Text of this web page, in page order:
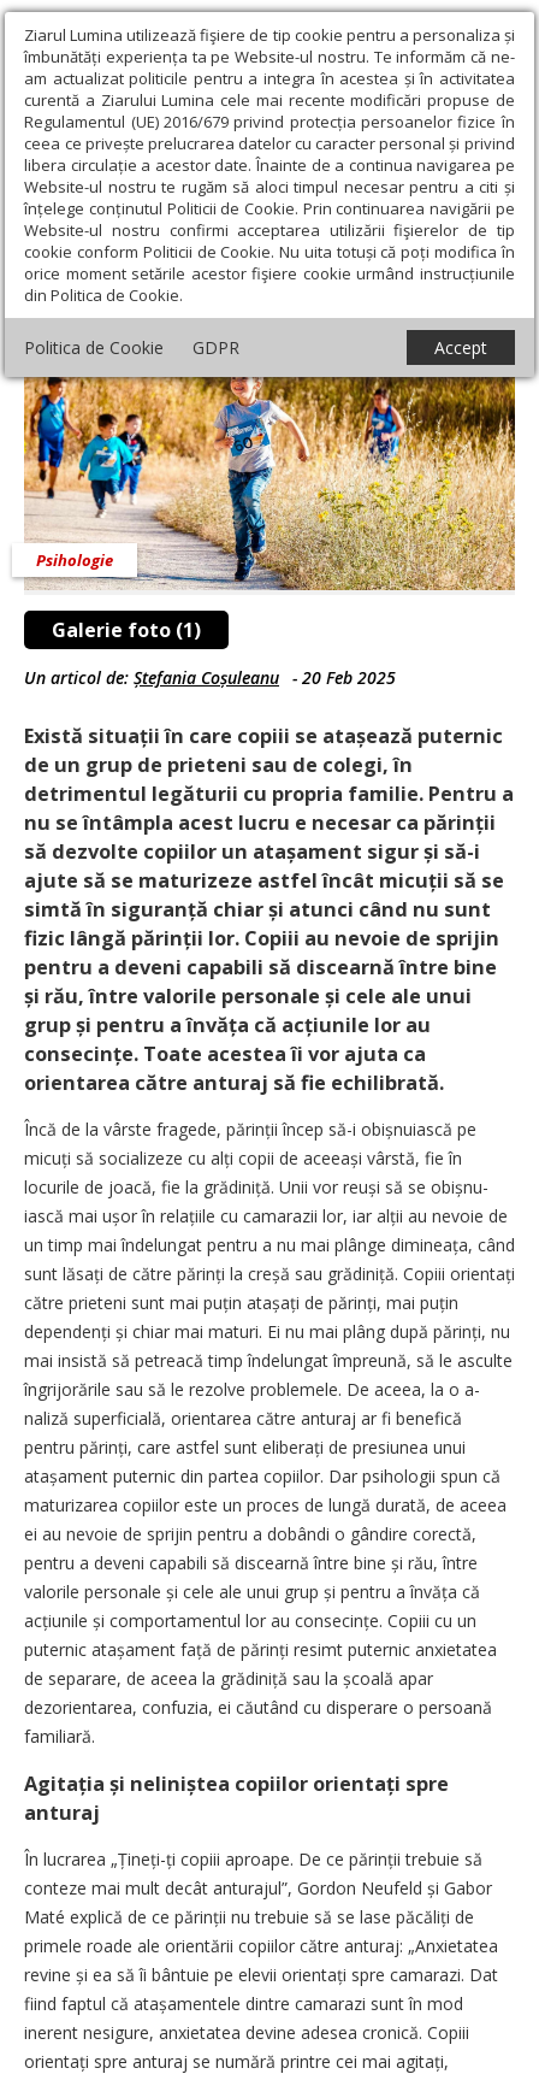
Ziarul Lumina utilizează fişiere de tip cookie pentru a personaliza și
îmbunătăți experiența ta pe Website-ul nostru. Te informăm că ne-
am actualizat politicile pentru a integra în acestea și în activitatea
curentă a Ziarului Lumina cele mai recente modificări propuse de
Regulamentul (UE) 2016/679 privind protecția persoanelor fizice în
ceea ce privește prelucrarea datelor cu caracter personal și privind
libera circulație a acestor date. Înainte de a continua navigarea pe
Website-ul nostru te rugăm să aloci timpul necesar pentru a citi și
înțelege conținutul Politicii de Cookie. Prin continuarea navigării pe
Website-ul nostru confirmi acceptarea utilizării fişierelor de tip
cookie conform Politicii de Cookie. Nu uita totuși că poți modifica în
orice moment setările acestor fişiere cookie urmând instrucțiunile
din Politica de Cookie.
Politica de Cookie GDPR Accept
Ziarul Lumina › Societate › Psihologie › Părinţii şi orientarea
copiilor spre anturaj
Părinţii şi orientarea copiilor spre anturaj
Galerie foto (1)
Psihologie
Un articol de: Ștefania Coșuleanu - 20 Feb 2025
Există situații în care copiii se ata­șează puternic
de un grup de prieteni sau de colegi, în
detrimentul legăturii cu propria familie. Pentru a
nu se întâmpla acest lucru e necesar ca părinții
să dezvolte copiilor un atașament sigur și să-i
ajute să se maturizeze astfel încât micuții să se
simtă în siguranță chiar și atunci când nu sunt
fizic lângă părinții lor. Copiii au nevoie de sprijin
pentru a deveni capabili să discearnă între bine
și rău, între valorile personale și cele ale unui
grup și pentru a învăța că acțiu­nile lor au
consecințe. Toate acestea îi vor ajuta ca
orientarea către anturaj să fie echilibrată.
Încă de la vârste fragede, părinții încep să-i obiș­nuiască pe
micuți să socializeze cu alți copii de aceeași vârstă, fie în
locurile de joacă, fie la grădiniță. Unii vor reuși să se obiș­nu­
iască mai ușor în relațiile cu camarazii lor, iar alții au nevoie de
un timp mai îndelungat pentru a nu mai plânge dimineața, când
sunt lăsați de către părinți la creșă sau grădiniță. Copiii orientați
către prieteni sunt mai puțin atașați de pă­rinți, mai puțin
dependenți și chiar mai maturi. Ei nu mai plâng după părinți, nu
mai insistă să petreacă timp îndelungat împreună, să le asculte
îngrijorările sau să le rezolve problemele. De aceea, la o a­
naliză superficială, orientarea către anturaj ar fi benefică
pentru părinți, care astfel sunt eliberați de presiunea unui
atașament puter­nic din partea copiilor. Dar psihologii spun că
maturizarea copiilor este un proces de lungă durată, de aceea
ei au nevoie de sprijin pentru a dobândi o gândire corectă,
pentru a deveni capabili să discearnă între bine și rău, între
valorile personale și cele ale unui grup și pentru a învăța că
acțiunile și comportamentul lor au consecințe. Copiii cu un
puternic atașament față de părinți resimt puternic anxietatea
de separare, de aceea la grădiniță sau la școală apar
dezorientarea, confuzia, ei căutând cu disperare o persoană
familiară.
Agitația și neliniștea copiilor orientați spre
anturaj
În lucrarea „Țineți-ți copiii aproape. De ce părinții trebuie să
conteze mai mult decât anturajul”, Gordon Neufeld și Gabor
Maté explică de ce părinții nu trebuie să se lase păcăliți de
primele roade ale orientării copiilor către anturaj: „Anxietatea
revine și ea să îi bântuie pe elevii orientați spre camarazi. Dat
fiind faptul că atașamentele dintre camarazi sunt în mod
inerent nesigure, anxietatea devine adesea cronică. Copiii
orientați spre anturaj se numără printre cei mai agitați,